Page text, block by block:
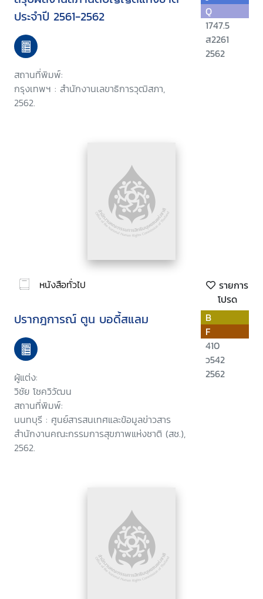
ประจำปี 2561-2562
สถานที่พิมพ์:
กรุงเทพฯ : สำนักงานเลขาธิการวุฒิสภา,
2562.
Q
1747.5
ส2261
2562
หนังสือทั่วไป
รายการ
โปรด
ปรากฎการณ์ ตูน บอดี้สแลม
ผู้แต่ง:
วิชัย โชควิวัฒน
สถานที่พิมพ์:
นนทบุรี : ศูนย์สารสนเทศและข้อมูลข่าวสาร
สำนักงานคณะกรรมการสุขภาพแห่งชาติ (สช.),
2562.
B
F
410
ว542
2562